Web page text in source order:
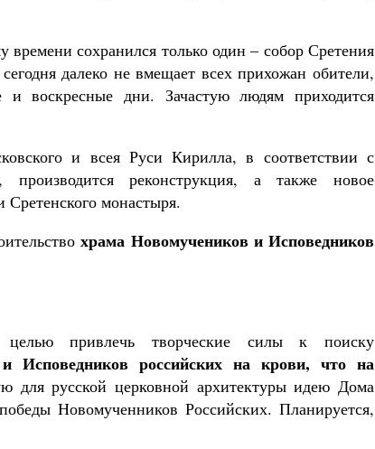
сохранился только один – собор Сретения
далеко не вмещает всех прихожан обители,
воскресные дни. Зачастую людям приходится
и всея Руси Кирилла, в соответствии с
производится реконструкция, а также новое
Сретенского монастыря.
храма Новомучеников и Исповедников
целью привлечь творческие силы к поиску
Исповедников российских на крови, что на
для русской церковной архитектуры идею Дома
Новомученников Российских. Планируется,